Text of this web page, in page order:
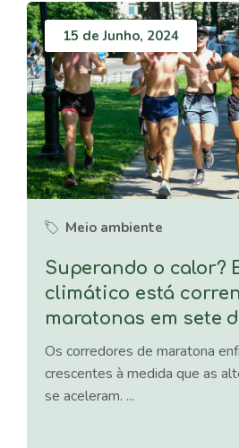
15 de Junho, 2024
Meio ambiente
Superando o calor?
climático está
maratonas em sete
Os corredores de maratona
crescentes à medida que as
se aceleram. ...